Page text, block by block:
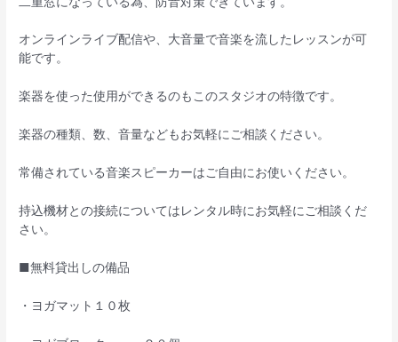
オンラインライブ配信や、大音量で音楽を流したレッスンが可
能です。
楽器を使った使用ができるのもこのスタジオの特徴です。
楽器の種類、数、音量などもお気軽にご相談ください。
常備されている音楽スピーカーはご自由にお使いください。
持込機材との接続についてはレンタル時にお気軽にご相談くだ
さい。
■無料貸出しの備品
・ヨガマット１０枚